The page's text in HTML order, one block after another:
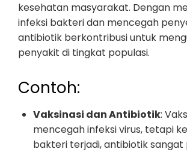
kesehatan masyarakat. Dengan
infeksi bakteri dan mencegah
antibiotik berkontribusi untuk
penyakit di tingkat populasi.
Contoh:
Vaksinasi dan Antibiotik:
mencegah infeksi virus, tetapi
bakteri terjadi, antibiotik